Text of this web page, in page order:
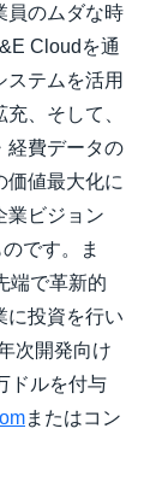
員のムダな時
Cloudを通
ステムを活用
、そして、
経費データの
価値最大化に
業ビジョン
です。ま
端で革新的
に投資を行い
次開発向け
ドルを付与
またはコン